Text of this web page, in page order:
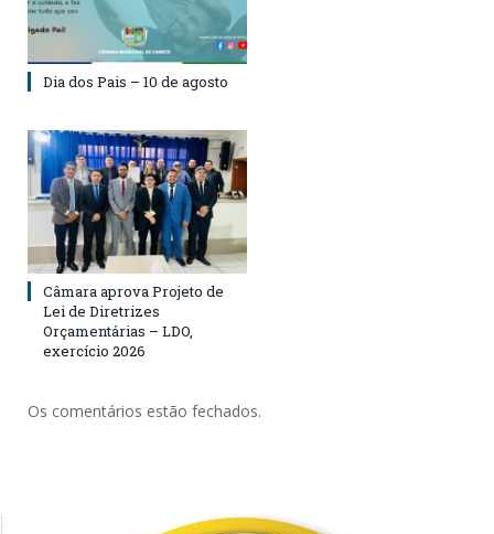
Dia dos Pais – 10 de agosto
Câmara aprova Projeto de
Lei de Diretrizes
Orçamentárias – LDO,
exercício 2026
Os comentários estão fechados.